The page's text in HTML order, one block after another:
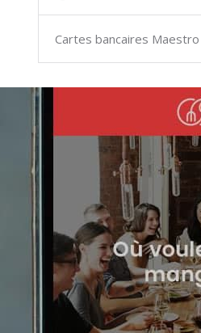
Cartes bancaires Maestro